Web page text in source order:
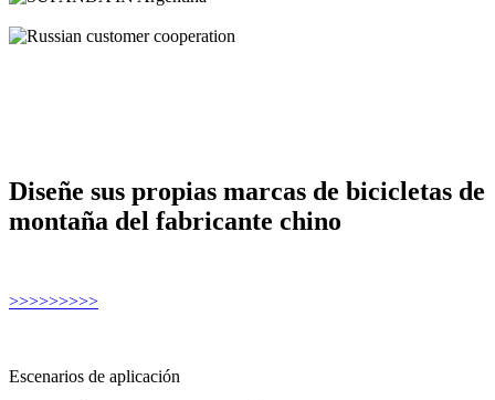
Diseñe sus propias marcas de bicicletas de
montaña del fabricante chino
>>>>>>>>>
Escenarios de aplicación